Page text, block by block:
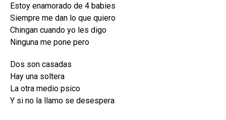
Estoy enamorado de 4 babies
Siempre me dan lo que quiero
Chingan cuando yo les digo
Ninguna me pone pero
Dos son casadas
Hay una soltera
La otra medio psico
Y si no la llamo se desespera